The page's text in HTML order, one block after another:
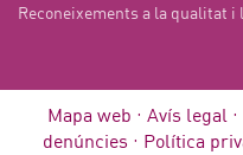
Reconeixements a la qualitat i
Mapa web Avís legal
denúncies
Política